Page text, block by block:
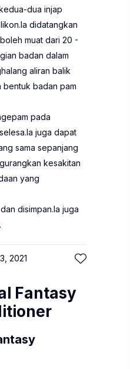
dua injap
didatangkan
muat dari 20 -
badan dalam
aliran balik
badan pam
pada
juga dapat
sama sepanjang
kesakitan
yang
disimpan.Ia juga
2021
Fantasy